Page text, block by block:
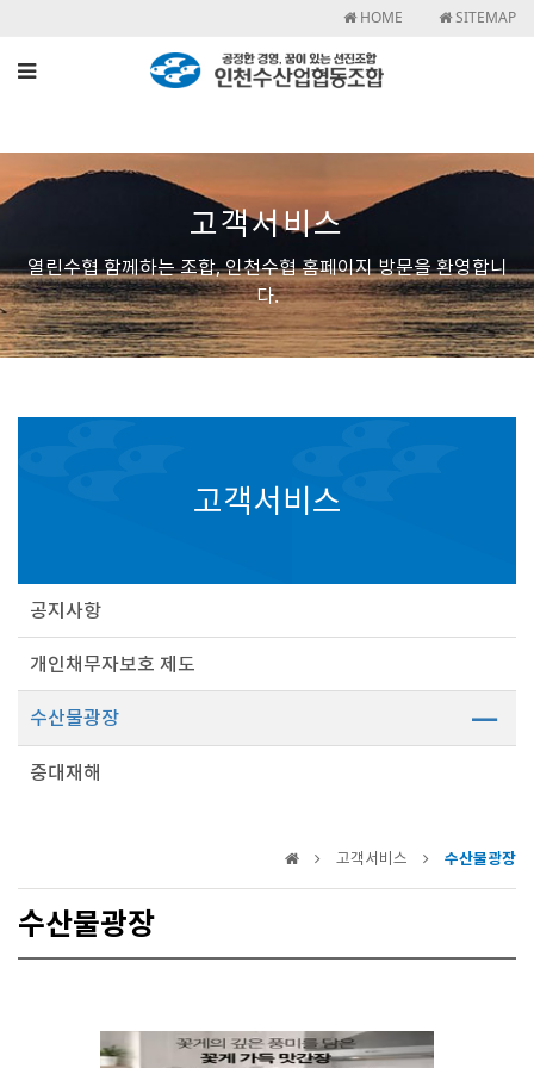
HOME SITEMAP
고객서비스
열린수협 함께하는 조합, 인천수협 홈페이지 방문을 환영합니
다.
고객서비스
공지사항
개인채무자보호 제도
수산물광장
중대재해
고객서비스 수산물광장
수산물광장